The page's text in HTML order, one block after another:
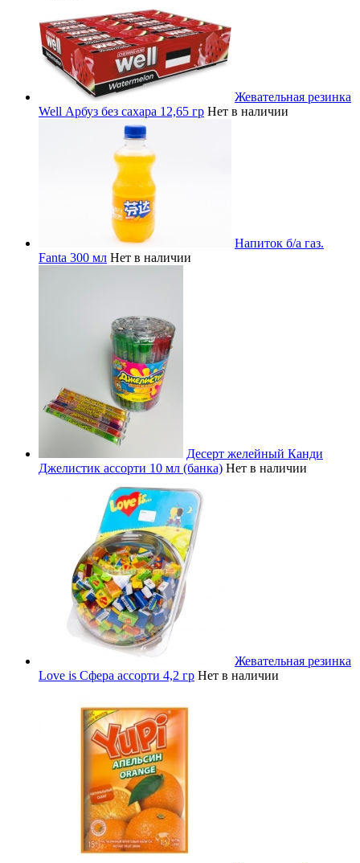
Жевательная резинка
Well Арбуз без сахара 12,65 гр Нет в наличии
Напиток б/а газ.
Fanta 300 мл Нет в наличии
Десерт желейный Канди
Джелистик ассорти 10 мл (банка) Нет в наличии
Жевательная резинка
Love is Сфера ассорти 4,2 гр Нет в наличии